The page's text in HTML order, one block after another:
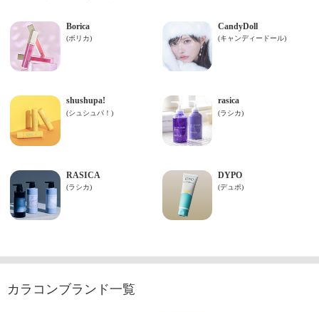
カラコンブランド一覧